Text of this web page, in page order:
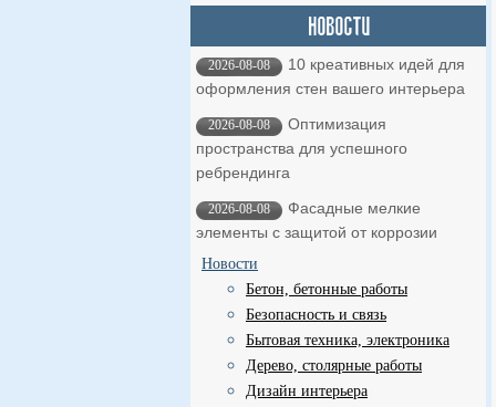
2026-08-08
10 креативных идей для
оформления стен вашего интерьера
2026-08-08
Оптимизация
пространства для успешного
ребрендинга
2026-08-08
Фасадные мелкие
элементы с защитой от коррозии
Новости
Бетон, бетонные работы
Безопасность и связь
Бытовая техника, электроника
Дерево, столярные работы
Дизайн интерьера